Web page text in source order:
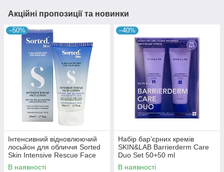
Акційні пропозиції та новинки
–50%
Інтенсивний відновлюючий
лосьйон для обличчя Sorted
Skin Intensive Rescue Face
Lotion 50 ml
В наявності
–40%
Набір бар’єрних кремів
SKIN&LAB Barrierderm Care
Duo Set 50+50 ml
В наявності